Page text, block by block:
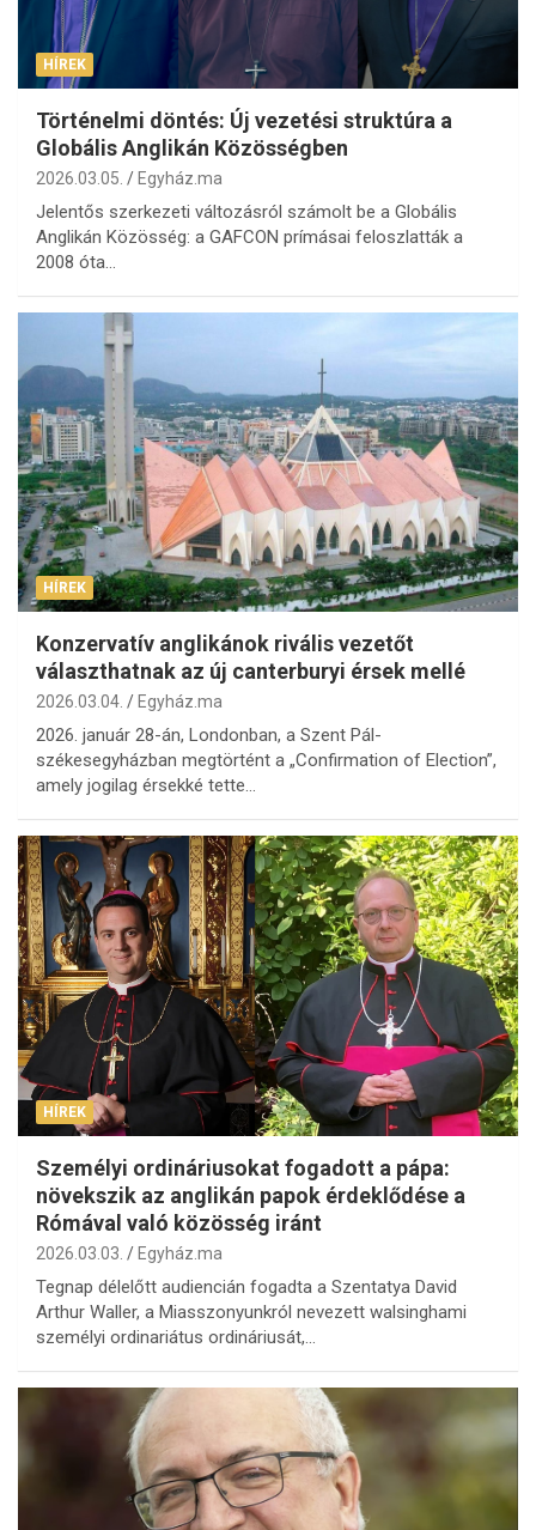
HÍREK
Történelmi döntés: Új vezetési struktúra a
Globális Anglikán Közösségben
2026.03.05. Egyház.ma
Jelentős szerkezeti változásról számolt be a Globális
Anglikán Közösség: a GAFCON prímásai feloszlatták a
2008 óta…
HÍREK
Konzervatív anglikánok rivális vezetőt
választhatnak az új canterburyi érsek mellé
2026.03.04. Egyház.ma
2026. január 28-án, Londonban, a Szent Pál-
székesegyházban megtörtént a „Confirmation of Election”,
amely jogilag érsekké tette…
HÍREK
Személyi ordináriusokat fogadott a pápa:
növekszik az anglikán papok érdeklődése a
Rómával való közösség iránt
2026.03.03. Egyház.ma
Tegnap délelőtt audiencián fogadta a Szentatya David
Arthur Waller, a Miasszonyunkról nevezett walsinghami
személyi ordinariátus ordináriusát,…